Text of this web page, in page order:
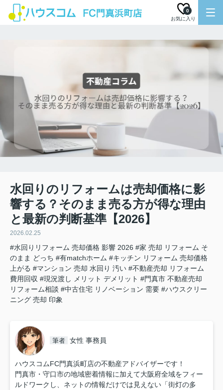
お気に入り
0
水回りのリフォームは売却価格に影
響する？そのまま売る方が得な理由
と最新の判断基準【2026】
2026.02.25
#水回りリフォーム 売却価格 影響 2026 #家 売却 リフォーム そ
のまま どっち #有matchホーム #キッチン リフォーム 売却価格
上がる #マンション 売却 水回り 汚い #不動産売却 リフォーム
費用回収 #現況渡し メリット デメリット #門真市 不動産売却
リフォーム相談 #中古住宅 リノベーション 需要 #ハウスクリー
ニング 売却 印象
筆者 女性 事務員
ハウスコムFC門真浜町店の不動産アドバイザーです！
門真市・守口市の地域密着情報に加えて大阪府全域をフィー
ルドワークし、ネットの情報だけでは見えない「街灯の多